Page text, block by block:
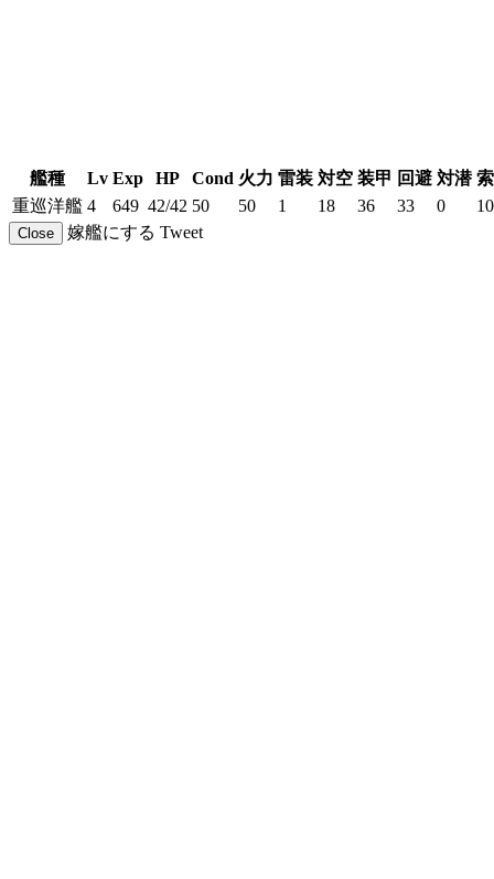
艦種 Lv Exp HP Cond 火力 雷装 対空 装甲 回避 対潜
重巡洋艦 4 649 42/42 50 50 1 18 36 33 0 10
Close 嫁艦にする Tweet